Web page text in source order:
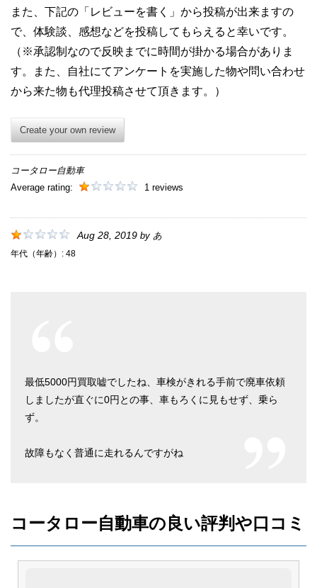
また、下記の「レビューを書く」から投稿が出来ますの
で、体験談、感想などを投稿してもらえると幸いです。
（※承認制なので反映までに時間が掛かる場合がありま
す。また、自社にてアンケートを実施した物や問い合わせ
から来た物も代理投稿させて頂きます。）
Create your own review
コータロー自動車
Average rating:
1 reviews
Aug 28, 2019 by あ
年代（年齢）: 48
最低5000円買取嘘でしたね、車検がきれる手前で廃車依頼
しましたが直ぐに0円との事、車もろくに見もせず、乗ら
ず。
故障もなく普通に走れるんですがね
コータロー自動車の良い評判や口コミ